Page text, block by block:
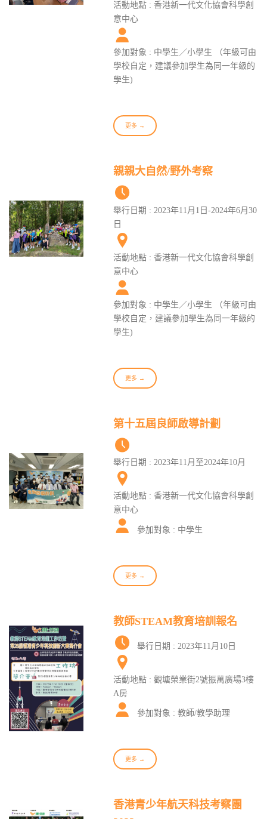
活動地點 : 香港新一代文化協會科學創
意中心
參加對象 : 中學生／小學生 （年級可由
學校自定，建議參加學生為同一年級的
學生)
更多 →
親親大自然/野外考察
舉行日期 : 2023年11月1日-2024年6月30
日
活動地點 : 香港新一代文化協會科學創
意中心
參加對象 : 中學生／小學生 （年級可由
學校自定，建議參加學生為同一年級的
學生)
更多 →
第十五屆良師啟導計劃
舉行日期 : 2023年11月至2024年10月
活動地點 : 香港新一代文化協會科學創
意中心
參加對象 : 中學生
更多 →
教師STEAM教育培訓報名
舉行日期 : 2023年11月10日
活動地點 : 觀塘榮業街2號振萬廣場3樓
A房
參加對象 : 教師/教學助理
更多 →
香港青少年航天科技考察團